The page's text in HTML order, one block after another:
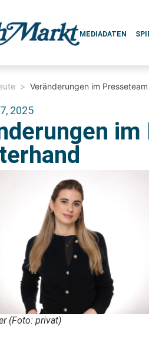
MEDIADATEN
> Veränderungen im
2025
(Foto: privat)